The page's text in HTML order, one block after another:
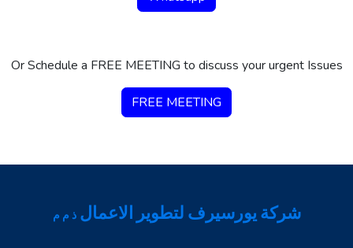
Or Schedule a FREE MEETING to discuss your urgent Issues
FREE MEETING
شركة يورسيرف لتطوير الاعمالذ م م